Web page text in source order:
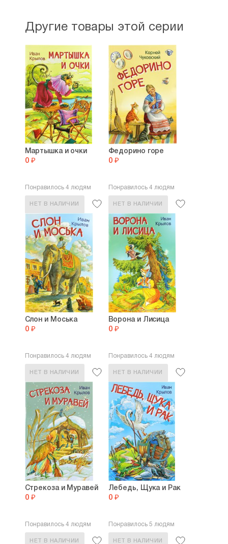
Другие товары этой серии
Мартышка и очки
0 ₽
Понравилось 4 людям
НЕТ В НАЛИЧИИ
Федорино горе
0 ₽
Понравилось 4 людям
НЕТ В НАЛИЧИИ
Слон и Моська
0 ₽
Понравилось 4 людям
НЕТ В НАЛИЧИИ
Ворона и Лисица
0 ₽
Понравилось 4 людям
НЕТ В НАЛИЧИИ
Стрекоза и Муравей
0 ₽
Понравилось 4 людям
НЕТ В НАЛИЧИИ
Лебедь, Щука и Рак
0 ₽
Понравилось 5 людям
НЕТ В НАЛИЧИИ